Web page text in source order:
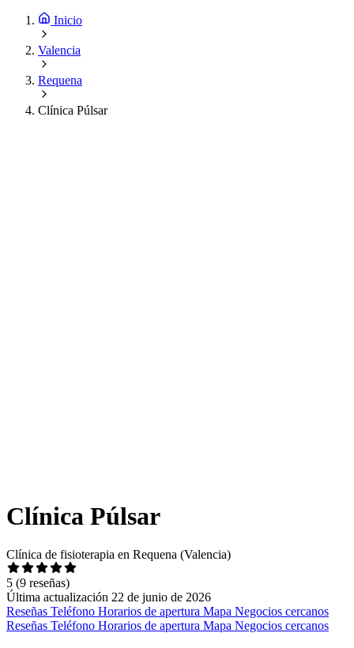
Inicio
Valencia
Requena
Clínica Púlsar
Clínica Púlsar
Clínica de fisioterapia en Requena (Valencia)
5 (9 reseñas)
Última actualización 22 de junio de 2026
Reseñas Teléfono Horarios de apertura Mapa Negocios cercanos
Reseñas Teléfono Horarios de apertura Mapa Negocios cercanos